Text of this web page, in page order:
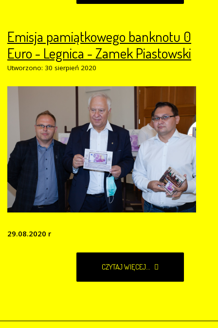
Emisja pamiątkowego banknotu 0
Euro - Legnica - Zamek Piastowski
Utworzono: 30 sierpień 2020
29.08.2020 r
CZYTAJ WIĘCEJ...